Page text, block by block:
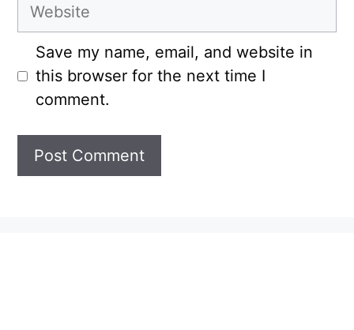
Save my name, email, and website in
this browser for the next time I
comment.